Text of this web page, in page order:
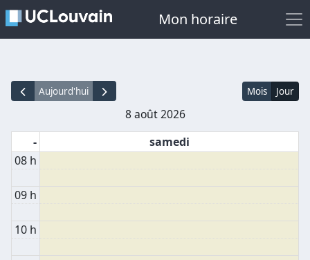
Mon horaire
Aujourd'hui
8 août 2026
Mois Jour
-
samedi
08 h
09 h
10 h